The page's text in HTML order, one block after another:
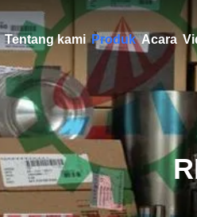
Tentang kami Produk Acara